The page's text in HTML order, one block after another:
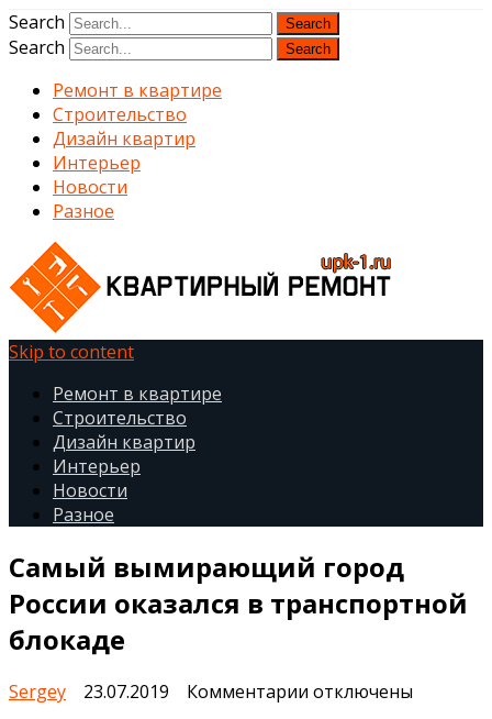
Search
Search
Ремонт в квартире
Строительство
Дизайн квартир
Интерьер
Новости
Разное
upk-1.ru
Квартирный ремонт
Skip to content
Ремонт в квартире
Строительство
Дизайн квартир
Интерьер
Новости
Разное
Самый вымирающий город
России оказался в транспортной
блокаде
Sergey 23.07.2019 Комментарии котключены